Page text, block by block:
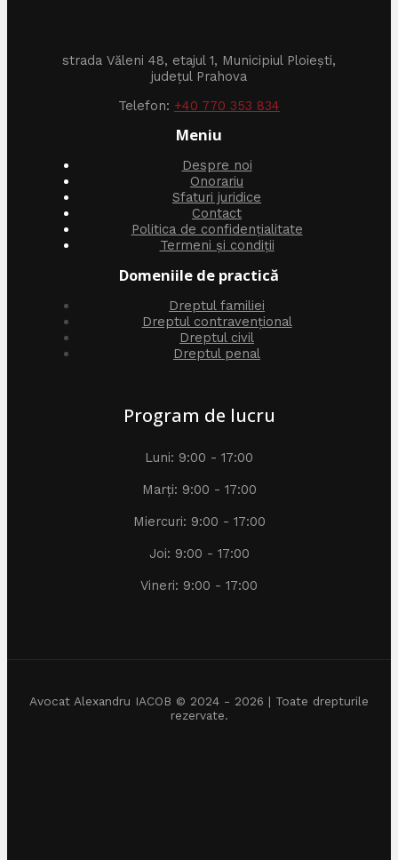
strada Văleni 48, etajul 1, Municipiul Ploiești,
județul Prahova
Telefon: +40 770 353 834
Meniu
Despre noi
Onorariu
Sfaturi juridice
Contact
Politica de confidențialitate
Termeni și condiții
Domeniile de practică
Dreptul familiei
Dreptul contravențional
Dreptul civil
Dreptul penal
Program de lucru
Luni: 9:00 - 17:00
Marți: 9:00 - 17:00
Miercuri: 9:00 - 17:00
Joi: 9:00 - 17:00
Vineri: 9:00 - 17:00
Avocat Alexandru IACOB © 2024 - 2026 | Toate drepturile
rezervate.